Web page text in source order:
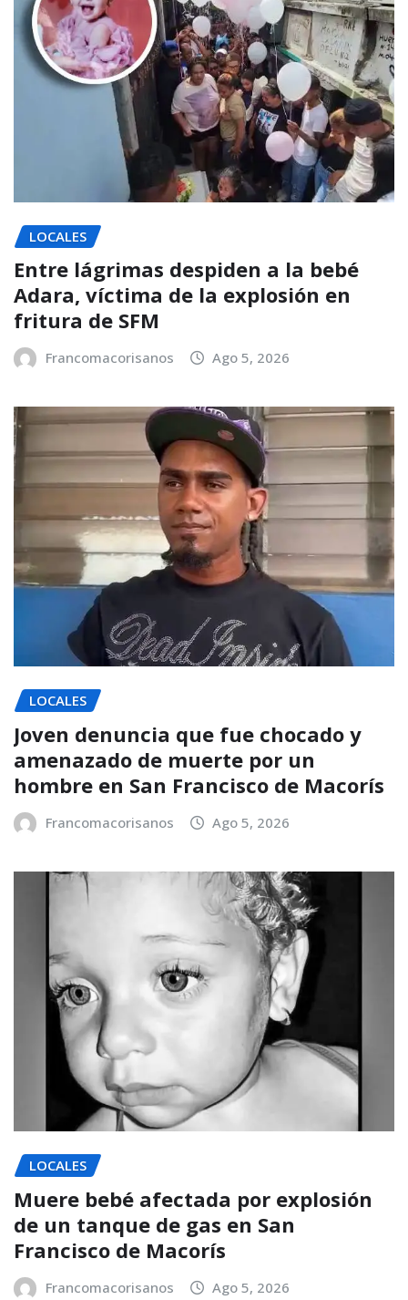
LOCALES
Entre lágrimas despiden a la bebé
Adara, víctima de la explosión en
fritura de SFM
Francomacorisanos Ago 5, 2026
LOCALES
Joven denuncia que fue chocado y
amenazado de muerte por un
hombre en San Francisco de Macorís
Francomacorisanos Ago 5, 2026
LOCALES
Muere bebé afectada por explosión
de un tanque de gas en San
Francisco de Macorís
Francomacorisanos Ago 5, 2026